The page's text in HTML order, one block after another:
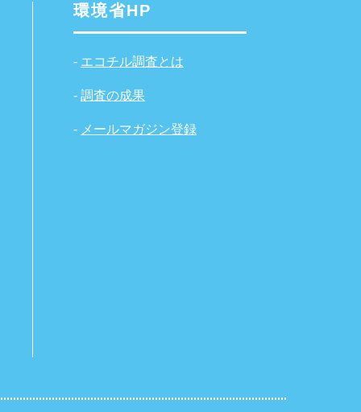
環境省HP
- エコチル調査とは
- 調査の成果
- メールマガジン登録